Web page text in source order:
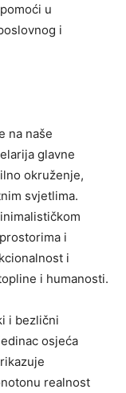
u
i
na naše
glavne
okruženje,
svjetlima.
i
i
i humanosti.
i bezlični
osjeća
realnost